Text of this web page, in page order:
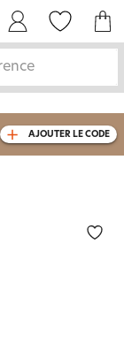
AJOUTER LE CODE